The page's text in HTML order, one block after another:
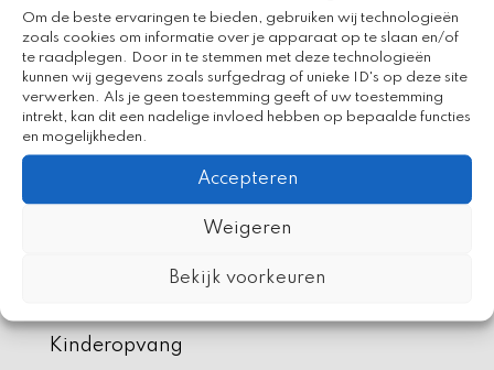
Om de beste ervaringen te bieden, gebruiken wij technologieën
zoals cookies om informatie over je apparaat op te slaan en/of
te raadplegen. Door in te stemmen met deze technologieën
kunnen wij gegevens zoals surfgedrag of unieke ID's op deze site
verwerken. Als je geen toestemming geeft of uw toestemming
intrekt, kan dit een nadelige invloed hebben op bepaalde functies
en mogelijkheden.
Accepteren
Weigeren
Bekijk voorkeuren
Kleine Aap staat centraal tijdens Nationale
Voorleesdagen 2026
Recent Comments
Kinderopvang